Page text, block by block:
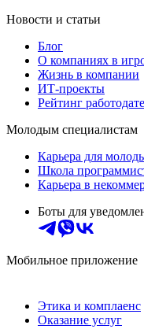
Новости и статьи
Блог
О компаниях в
Жизнь в компании
ИТ-проекты
Рейтинг
Молодым специалистам
Карьера для
Школа
Карьера в
Боты для
Мобильное приложение
Этика и комплаенс
Оказание услуг